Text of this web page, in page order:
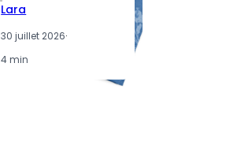
Lara
30 juillet 2026·
4 min